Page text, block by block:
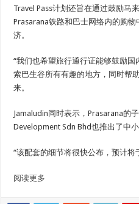
Travel Pass计划还旨在通过鼓励马
Prasarana铁路和巴士网络内的购
济。
“我们也希望旅行通行证能够鼓励
索巴生谷所有有趣的地方，同时帮
来。
Jamaludin同时表示，Prasarana的
Development Sdn Bhd也推出了中小
“该配套的细节将很快公布，预计将
阅读更多